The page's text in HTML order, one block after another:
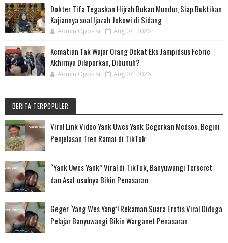
Dokter Tifa Tegaskan Hijrah Bukan Mundur, Siap Buktikan
Kajiannya soal Ijazah Jokowi di Sidang
Admin Oposisi Aug 07, 2026
Kematian Tak Wajar Orang Dekat Eks Jampidsus Febrie
Akhirnya Dilaporkan, Dibunuh?
Admin Oposisi Aug 07, 2026
BERITA TERPOPULER
Viral Link Video Yank Uwes Yank Gegerkan Medsos, Begini
Penjelasan Tren Ramai di TikTok
“Yank Uwes Yank” Viral di TikTok, Banyuwangi Terseret
dan Asal-usulnya Bikin Penasaran
Geger ‘Yang Wes Yang’! Rekaman Suara Erotis Viral Diduga
Pelajar Banyuwangi Bikin Warganet Penasaran